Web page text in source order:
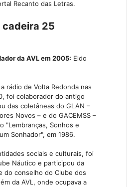
Recanto das Letras.
25
da AVL em 2005: Eldo
rádio de Volta Redonda nas
foi colaborador do antigo
das coletâneas do GLAN –
Novos – e do GACEMSS –
"Lembranças, Sonhos e
Sonhador", em 1986.
sociais e culturais, foi
Náutico e participou da
do conselho do Clube dos
da AVL, onde ocupava a